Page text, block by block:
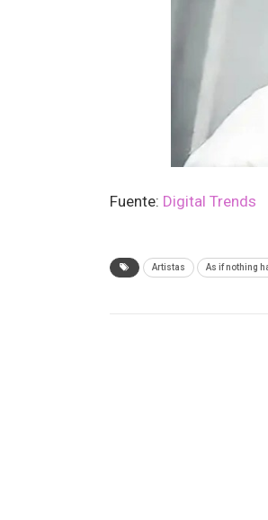
Fuente: Digital Trends
Artistas As if nothing